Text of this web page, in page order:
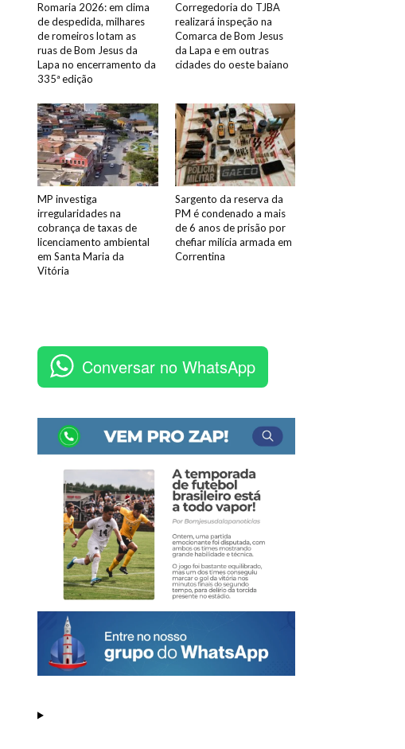
Romaria 2026: em clima
de despedida, milhares
de romeiros lotam as
ruas de Bom Jesus da
Lapa no encerramento da
335ª edição
Corregedoria do TJBA
realizará inspeção na
Comarca de Bom Jesus
da Lapa e em outras
cidades do oeste baiano
MP investiga
irregularidades na
cobrança de taxas de
licenciamento ambiental
em Santa Maria da
Vitória
Sargento da reserva da
PM é condenado a mais
de 6 anos de prisão por
chefiar milícia armada em
Correntina
Conversar no WhatsApp